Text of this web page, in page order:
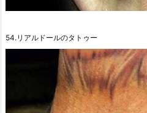
54.リアルドールのタトゥー